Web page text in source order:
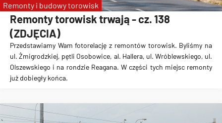
Remonty torowisk trwają - cz. 138
(ZDJĘCIA)
Przedstawiamy Wam fotorelację z remontów torowisk. Byliśmy na
ul. Żmigrodzkiej, pętli Osobowice, al. Hallera, ul. Wróblewskiego, ul.
Olszewskiego i na rondzie Reagana. W części tych miejsc remonty
już dobiegły końca.
Remonty i budowy torowisk